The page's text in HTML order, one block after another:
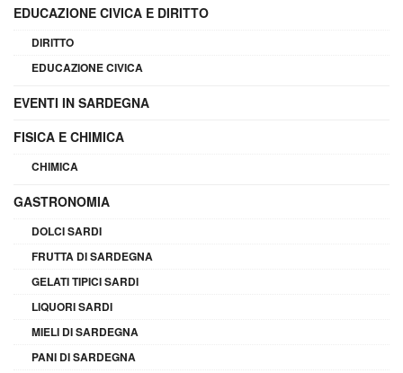
EDUCAZIONE CIVICA E DIRITTO
DIRITTO
EDUCAZIONE CIVICA
EVENTI IN SARDEGNA
FISICA E CHIMICA
CHIMICA
GASTRONOMIA
DOLCI SARDI
FRUTTA DI SARDEGNA
GELATI TIPICI SARDI
LIQUORI SARDI
MIELI DI SARDEGNA
PANI DI SARDEGNA